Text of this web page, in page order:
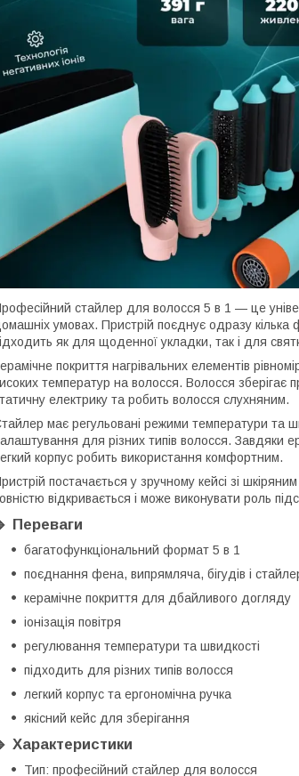
стайлер для волосся 5 в 1 — це
умовах. Пристрій поєднує одразу
як для щоденної укладки, так і для
покриття нагрівальних елементів
температур на волосся. Волосся зберігає
електрику та робить волосся слухняним.
має регульовані режими температури та
для різних типів волосся. Завдяки
корпус робить використання комфортним.
постачається у зручному кейсі зі
відкривається і може виконувати роль
Переваги
багатофункціональний формат 5 в 1
поєднання фена, випрямляча, бігудів і
керамічне покриття для дбайливого догляду
іонізація повітря
регулювання температури та швидкості
підходить для різних типів волосся
легкий корпус та ергономічна ручка
якісний кейс для зберігання
Характеристики
Тип: професійний стайлер для волосся